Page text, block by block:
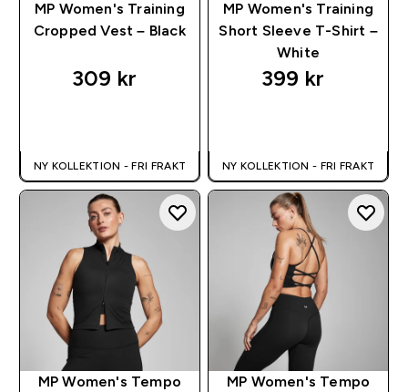
MP Women's Training
Cropped Vest – Black
309 kr‎
NY KOLLEKTION - FRI FRAKT
MP Women's Training
Short Sleeve T-Shirt –
White
399 kr‎
NY KOLLEKTION - FRI FRAKT
MP Women's Tempo MP Women's Tempo